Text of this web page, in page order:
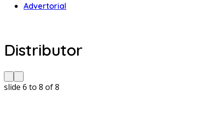
Advertorial
Distributor
slide 6 to 8 of 8